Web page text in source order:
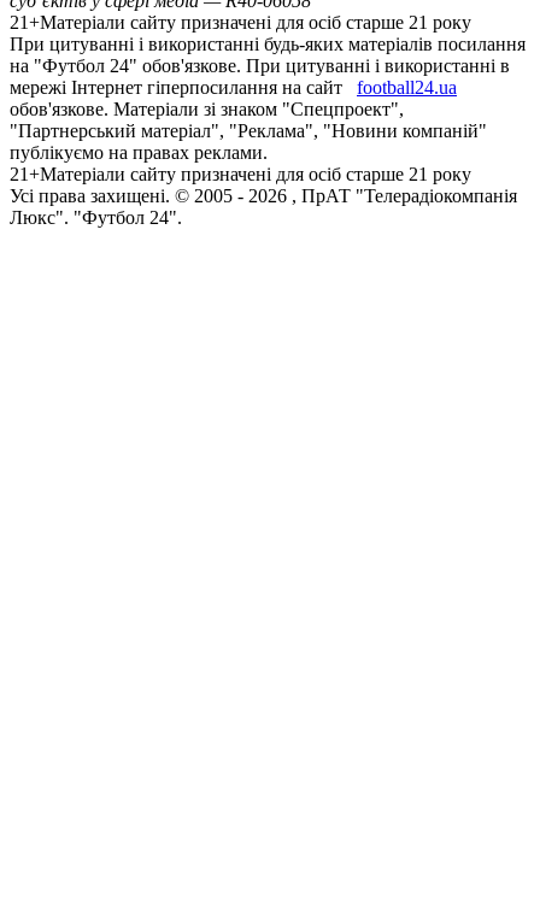
21+Матеріали сайту призначені для осіб старше 21 року
При цитуванні і використанні будь-яких матеріалів посилання
на "Футбол 24" обов'язкове. При цитуванні і використанні в
мережі Інтернет гіперпосилання на сайт
football24.ua
обов'язкове. Матеріали зі знаком "Спецпроект",
"Партнерський матеріал", "Реклама", "Новини компаній"
публікуємо на правах реклами.
21+Матеріали сайту призначені для осіб старше 21 року
Усi права захищенi. © 2005 - 2026 , ПрАТ "Телерадіокомпанія
Люкс". "Футбол 24".